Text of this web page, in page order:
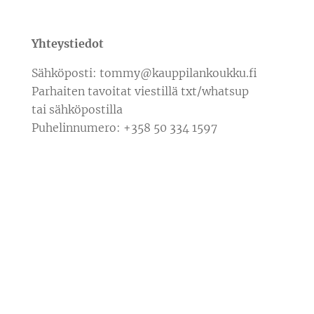
Yhteystiedot
Sähköposti: tommy@kauppilankoukku.fi
Parhaiten tavoitat viestillä txt/whatsup
tai sähköpostilla
Puhelinnumero: +358 50 334 1597